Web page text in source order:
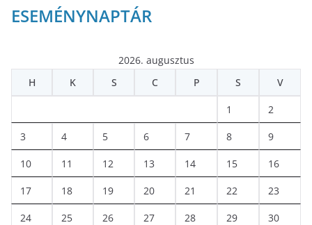
ESEMÉNYNAPTÁR
2026. augusztus
H
K S C P S V
1 2
3 4 5 6 7 8 9
10 11 12 13 14 15 16
17 18 19 20 21 22 23
24 25 26 27 28 29 30